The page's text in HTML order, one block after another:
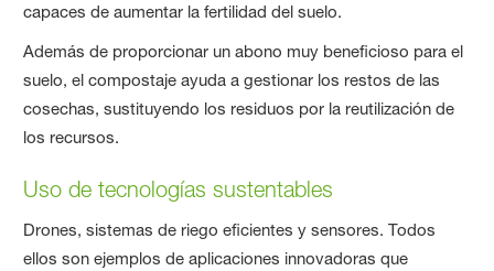
capaces de aumentar la fertilidad del suelo.
Además de proporcionar un abono muy beneficioso para el
suelo, el compostaje ayuda a gestionar los restos de las
cosechas, sustituyendo los residuos por la reutilización de
los recursos.
Uso de tecnologías sustentables
Drones, sistemas de riego eficientes y sensores. Todos
ellos son ejemplos de aplicaciones innovadoras que